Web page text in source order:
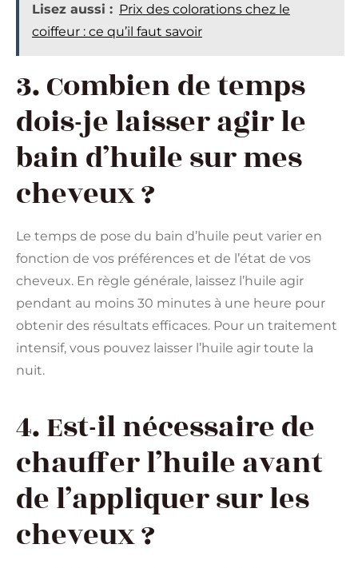
Lisez aussi : Prix des colorations chez le
coiffeur : ce qu’il faut savoir
3. Combien de temps
dois-je laisser agir le
bain d’huile sur mes
cheveux ?
Le temps de pose du bain d’huile peut varier en
fonction de vos préférences et de l’état de vos
cheveux. En règle générale, laissez l’huile agir
pendant au moins 30 minutes à une heure pour
obtenir des résultats efficaces. Pour un traitement
intensif, vous pouvez laisser l’huile agir toute la
nuit.
4. Est-il nécessaire de
chauffer l’huile avant
de l’appliquer sur les
cheveux ?